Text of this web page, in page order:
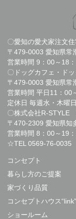
〇愛知の愛犬家注文
〒479-0003 愛知県常
営業時間 9：00～
〇ドッグカフェ・ド
〒479-0003 愛知県常
営業時間 平日11：
定休日 毎週水・木曜日
〇株式会社R-STYLE
〒470-2309 愛知県知
営業時間 8：00～
☆TEL 0569-76-0035
コンセプト
暮らし方のご提案
家づくり品質
コンセプトハウス“link”
ショールーム